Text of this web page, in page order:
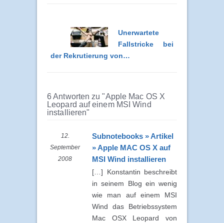
Unerwartete
Fallstricke bei
der Rekrutierung von…
6 Antworten zu "Apple Mac OS X
Leopard auf einem MSI Wind
installieren"
12.
September
2008
Subnotebooks » Artikel
» Apple MAC OS X auf
MSI Wind installieren
[…] Konstantin beschreibt
in seinem Blog ein wenig
wie man auf einem MSI
Wind das Betriebssystem
Mac OSX Leopard von